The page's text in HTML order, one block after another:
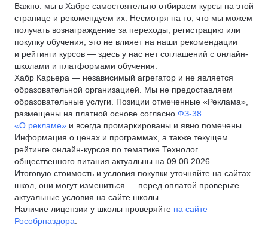
Важно: мы в Хабре самостоятельно отбираем курсы на этой
странице и рекомендуем их. Несмотря на то, что мы можем
получать вознаграждение за переходы, регистрацию или
покупку обучения, это не влияет на наши рекомендации
и рейтинги курсов — здесь у нас нет соглашений с онлайн-
школами и платформами обучения.
Хабр Карьера — независимый агрегатор и не является
образовательной организацией. Мы не предоставляем
образовательные услуги. Позиции отмеченные «Реклама»,
размещены на платной основе согласно ФЗ-38
«О рекламе» и всегда промаркированы и явно помечены.
Информация о ценах и программах, а также текущем
рейтинге онлайн-курсов по тематике Технолог
общественного питания актуальны на 09.08.2026.
Итоговую стоимость и условия покупки уточняйте на сайтах
школ, они могут измениться — перед оплатой проверьте
актуальные условия на сайте школы.
Наличие лицензии у школы проверяйте на сайте
Рособрназдора